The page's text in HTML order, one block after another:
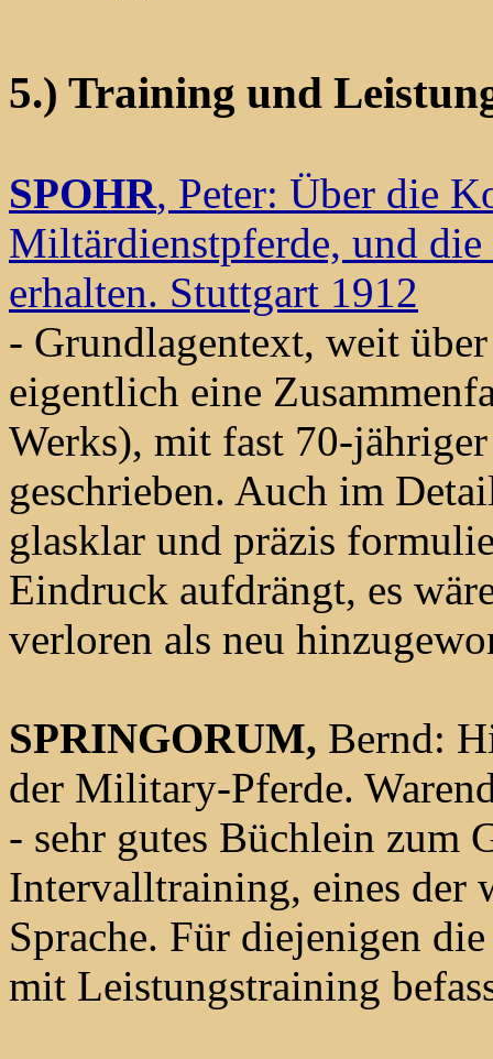
5.) Training und
SPOHR, Peter: Über die
Miltärdienstpferde, und
erhalten. Stuttgart 1912
- Grundlagentext, weit
eigentlich eine
Werks), mit fast 70-
geschrieben. Auch im
glasklar und präzis
Eindruck aufdrängt, es
verloren als neu
SPRINGORUM, Bernd:
der Military-Pferde.
- sehr gutes Büchlein zum
Intervalltraining, eines der
Sprache. Für diejenigen
mit Leistungstraining